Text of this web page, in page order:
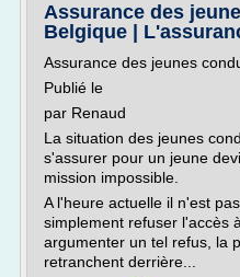
Assurance des
Belgique |
Assurance des jeunes
Publié le
par Renaud
La situation des jeunes
s'assurer pour un jeune
mission impossible.
A l'heure actuelle il n'est
simplement refuser l'accès
argumenter un tel refus, la
retranchent derrière...